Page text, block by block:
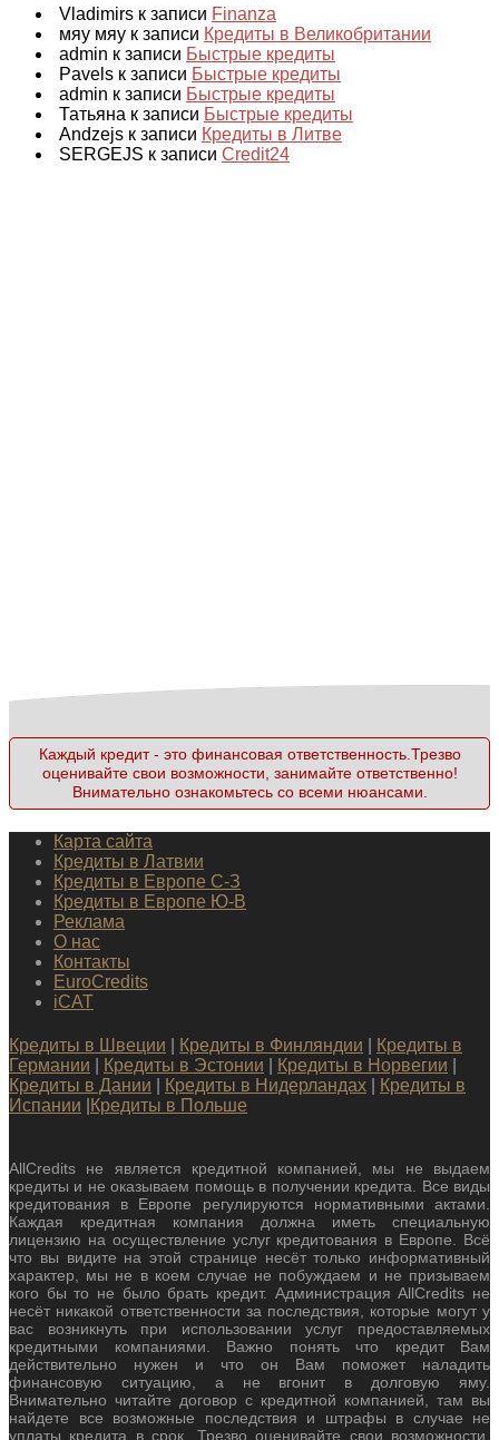
Vladimirs к записи Finanza
мяу мяу к записи Кредиты в Великобритании
admin к записи Быстрые кредиты
Pavels к записи Быстрые кредиты
admin к записи Быстрые кредиты
Татьяна к записи Быстрые кредиты
Andzejs к записи Кредиты в Литве
SERGEJS к записи Credit24
Каждый кредит - это финансовая ответственность.Трезво
оценивайте свои возможности, занимайте ответственно!
Внимательно ознакомьтесь со всеми нюансами.
Карта сайта
Кредиты в Латвии
Кредиты в Европе С-З
Кредиты в Европе Ю-В
Реклама
О нас
Контакты
EuroCredits
iCAT
Кредиты в Швеции Кредиты в Финляндии
Кредиты в
Германии
Кредиты в Эстонии Кредиты в Норвегии
Кредиты в Дании
Кредиты в Нидерландах
Кредиты в
Испании
Кредиты в Польше
AllCredits не является кредитной компанией, мы не выдаем
кредиты и не оказываем помощь в получении кредита. Все виды
кредитования в Европе регулируются нормативными актами.
Каждая кредитная компания должна иметь специальную
лицензию на осуществление услуг кредитования в Европе. Всё
что вы видите на этой странице несёт только информативный
характер, мы не в коем случае не побуждаем и не призываем
кого бы то не было брать кредит. Администрация AllCredits не
несёт никакой ответственности за последствия, которые могут у
вас возникнуть при использовании услуг предоставляемых
кредитными компаниями. Важно понять что кредит Вам
действительно нужен и что он Вам поможет наладить
финансовую ситуацию, а не вгонит в долговую яму.
Внимательно читайте договор с кредитной компанией, там вы
найдете все возможные последствия и штрафы в случае не
уплаты кредита в срок. Трезво оценивайте свои возможности,